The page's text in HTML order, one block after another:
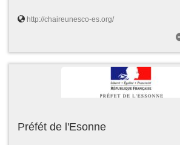
http://chaireunesco-es.org/
Préfét de l'Esonne